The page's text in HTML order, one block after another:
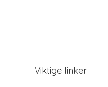
Viktige linker